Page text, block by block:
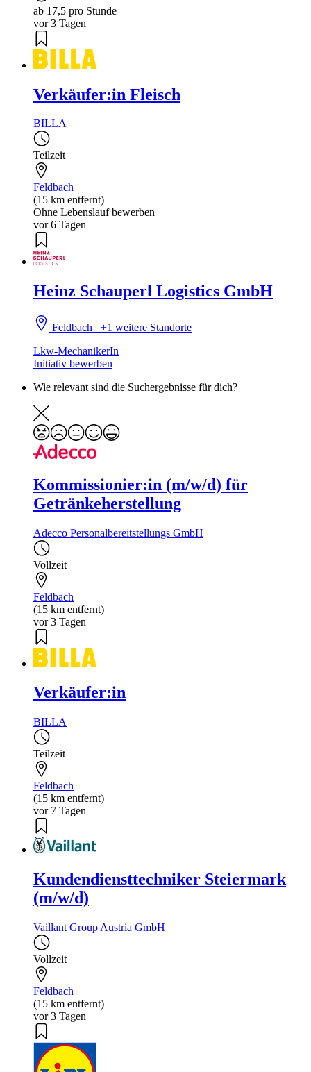
ab 17,5 pro Stunde
vor 3 Tagen
Verkäufer:in Fleisch
BILLA
Teilzeit
Feldbach
(15 km entfernt)
Ohne Lebenslauf bewerben
vor 6 Tagen
Heinz Schauperl Logistics GmbH
Feldbach+1 weitere Standorte
Lkw-MechanikerIn
Initiativ bewerben
Wie relevant sind die Suchergebnisse für dich?
Kommissionier:in (m/w/d) für
Getränkeherstellung
Adecco Personalbereitstellungs GmbH
Vollzeit
Feldbach
(15 km entfernt)
vor 3 Tagen
Verkäufer:in
BILLA
Teilzeit
Feldbach
(15 km entfernt)
vor 7 Tagen
Kundendiensttechniker Steiermark
(m/w/d)
Vaillant Group Austria GmbH
Vollzeit
Feldbach
(15 km entfernt)
vor 3 Tagen